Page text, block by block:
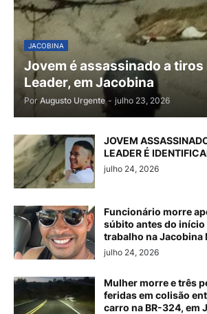
JACOBINA
Jovem é assassinado a
Leader, em Jacobina
Por Augusto Urgente - julho 23, 2026
JOVEM
LEADER É
julho 24, 2026
Funcionário morre
súbito antes do início
trabalho na Jacobina
julho 24, 2026
Mulher morre e três
feridas em colisão
carro na BR-324, em